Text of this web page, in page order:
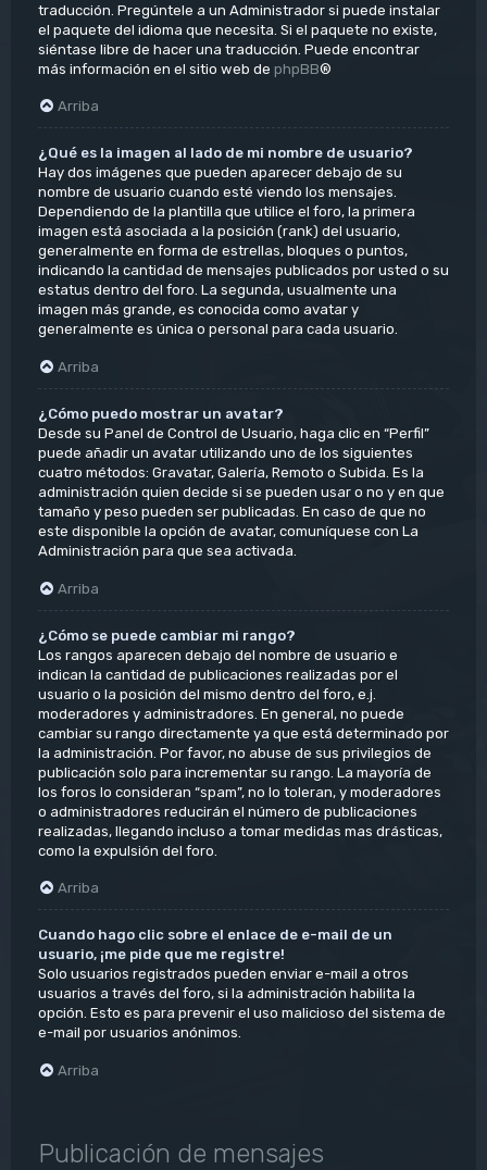
traducción. Pregúntele a un Administrador si puede instalar
el paquete del idioma que necesita. Si el paquete no existe,
siéntase libre de hacer una traducción. Puede encontrar
más información en el sitio web de phpBB®
Arriba
¿Qué es la imagen al lado de mi nombre de usuario?
Hay dos imágenes que pueden aparecer debajo de su
nombre de usuario cuando esté viendo los mensajes.
Dependiendo de la plantilla que utilice el foro, la primera
imagen está asociada a la posición (rank) del usuario,
generalmente en forma de estrellas, bloques o puntos,
indicando la cantidad de mensajes publicados por usted o su
estatus dentro del foro. La segunda, usualmente una
imagen más grande, es conocida como avatar y
generalmente es única o personal para cada usuario.
Arriba
¿Cómo puedo mostrar un avatar?
Desde su Panel de Control de Usuario, haga clic en “Perfil”
puede añadir un avatar utilizando uno de los siguientes
cuatro métodos: Gravatar, Galería, Remoto o Subida. Es la
administración quien decide si se pueden usar o no y en que
tamaño y peso pueden ser publicadas. En caso de que no
este disponible la opción de avatar, comuníquese con La
Administración para que sea activada.
Arriba
¿Cómo se puede cambiar mi rango?
Los rangos aparecen debajo del nombre de usuario e
indican la cantidad de publicaciones realizadas por el
usuario o la posición del mismo dentro del foro, e.j.
moderadores y administradores. En general, no puede
cambiar su rango directamente ya que está determinado por
la administración. Por favor, no abuse de sus privilegios de
publicación solo para incrementar su rango. La mayoría de
los foros lo consideran “spam”, no lo toleran, y moderadores
o administradores reducirán el número de publicaciones
realizadas, llegando incluso a tomar medidas mas drásticas,
como la expulsión del foro.
Arriba
Cuando hago clic sobre el enlace de e-mail de un
usuario, ¡me pide que me registre!
Solo usuarios registrados pueden enviar e-mail a otros
usuarios a través del foro, si la administración habilita la
opción. Esto es para prevenir el uso malicioso del sistema de
e-mail por usuarios anónimos.
Arriba
Publicación de mensajes